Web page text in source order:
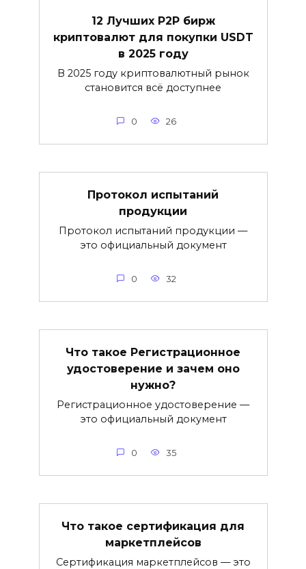
12 Лучших P2P бирж
криптовалют для покупки USDT
в 2025 году
В 2025 году криптовалютный рынок
становится всё доступнее
0 26
Протокол испытаний
продукции
Протокол испытаний продукции —
это официальный документ
0 32
Что такое Регистрационное
удостоверение и зачем оно
нужно?
Регистрационное удостоверение —
это официальный документ
0 35
Что такое сертификация для
маркетплейсов
Сертификация маркетплейсов — это